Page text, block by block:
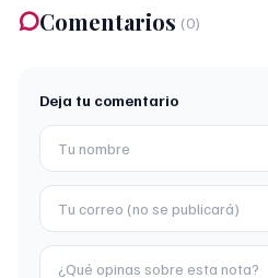
Comentarios (0)
Deja tu comentario